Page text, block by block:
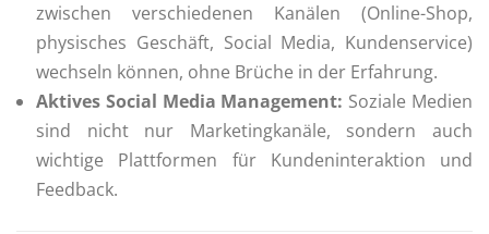
zwischen verschiedenen Kanälen (Online-Shop,
physisches Geschäft, Social Media, Kundenservice)
wechseln können, ohne Brüche in der Erfahrung.
Aktives Social Media Management: Soziale Medien
sind nicht nur Marketingkanäle, sondern auch
wichtige Plattformen für Kundeninteraktion und
Feedback.